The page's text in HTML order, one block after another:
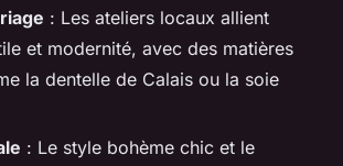
: Les ateliers locaux allient
et modernité, avec des matières
la dentelle de Calais ou la soie
: Le style bohème chic et le